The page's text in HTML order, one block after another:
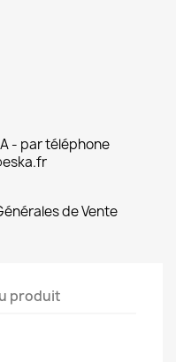
- par téléphone
de Vente
produit